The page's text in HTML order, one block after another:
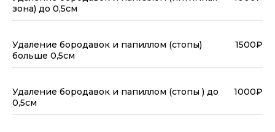
зона) до 0,5см
Удаление бородавок и папиллом (стопы)
больше 0,5см
1500₽
Удаление бородавок и папиллом (стопы ) до
0,5см
1000₽